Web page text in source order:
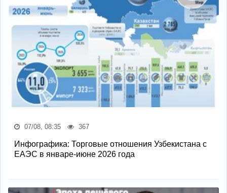
07/08, 08:35 367
Инфографика: Торговые отношения Узбекистана с
ЕАЭС в январе-июне 2026 года